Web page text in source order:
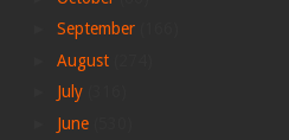
September
August
July
June